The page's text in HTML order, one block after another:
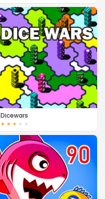
Dicewars
★ ★ ★ ★ ★